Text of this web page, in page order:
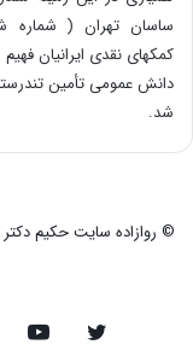
کمکهای نقدی ایرانیان
دانش عمومی تأمین
شد.
© روازاده سایت حکیم دکتر
توییتر